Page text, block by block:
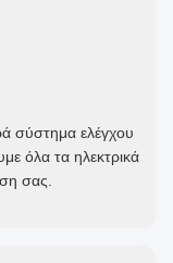
σύστημα ελέγχου
όλα τα ηλεκτρικά
σας.